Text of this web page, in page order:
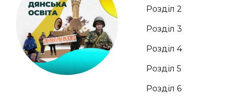
Розділ 2
Розділ 3
Розділ 4
Розділ 5
Розділ 6